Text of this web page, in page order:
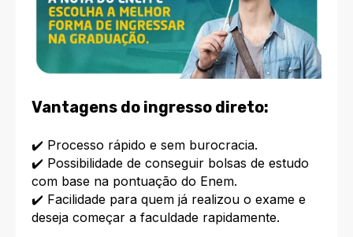
Vantagens do ingresso direto:
✔️ Processo rápido e sem burocracia.
✔️ Possibilidade de conseguir bolsas de estudo
com base na pontuação do Enem.
✔️ Facilidade para quem já realizou o exame e
deseja começar a faculdade rapidamente.